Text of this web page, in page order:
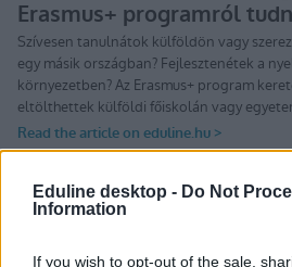
Eduline desktop - Do Not
Information
If you wish to opt-out of the sale,
Tetszett a cikk? Iratkozz fel
Ha szeretnéd megkapni legfrissebb